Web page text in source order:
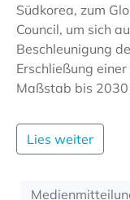
Südkorea, zum
Council, um sich
Beschleunigung
Erschließung
Maßstab bis
Lies weiter